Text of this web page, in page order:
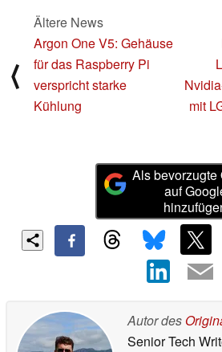
⟨
Ältere News
Argon One V5: Gehäuse
für das Raspberry Pi
verspricht starke
Kühlung
mit
Als bevorzugte
auf
Autor des
Senior Tech